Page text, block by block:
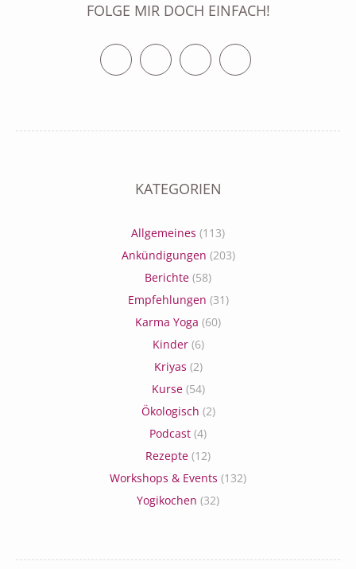
FOLGE MIR DOCH EINFACH!
TwitterFacebookVimeo RSS Feed
KATEGORIEN
Allgemeines (113)
Ankündigungen (203)
Berichte (58)
Empfehlungen (31)
Karma Yoga (60)
Kinder(6)
Kriyas (2)
Kurse(54)
Ökologisch (2)
Podcast (4)
Rezepte (12)
Workshops & Events (132)
Yogikochen (32)